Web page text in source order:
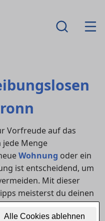
Alle Cookies ablehnen
Vorfreude auf das
jede Menge
Wohnung oder ein
ist entscheidend, um
Mit dieser
meisterst du deinen